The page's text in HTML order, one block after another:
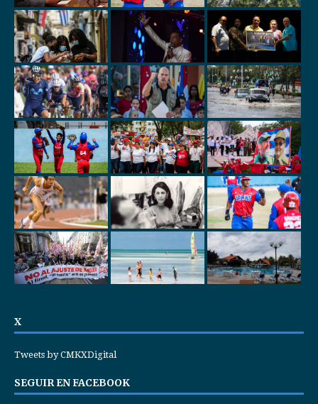
X
Tweets by CMKXDigital
SEGUIR EN FACEBOOK